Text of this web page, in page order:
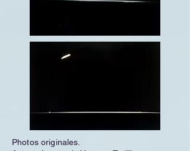
Photos originales.